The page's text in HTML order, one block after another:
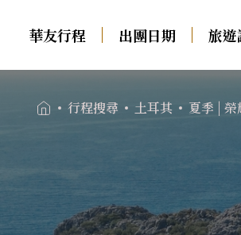
華友行程
瑞士火車
德瑞．純德
法國．法瑞
西班牙
出團日期 旅遊
旅遊講座
行程搜尋 土耳其 夏季 |
夏季 | 榮耀鄂圖曼 土耳其13日 體